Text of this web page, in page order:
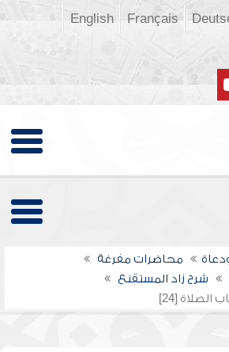
Français
English
محاضرات مفرغة
شرح زاد المستقنع
الصلاة [24]